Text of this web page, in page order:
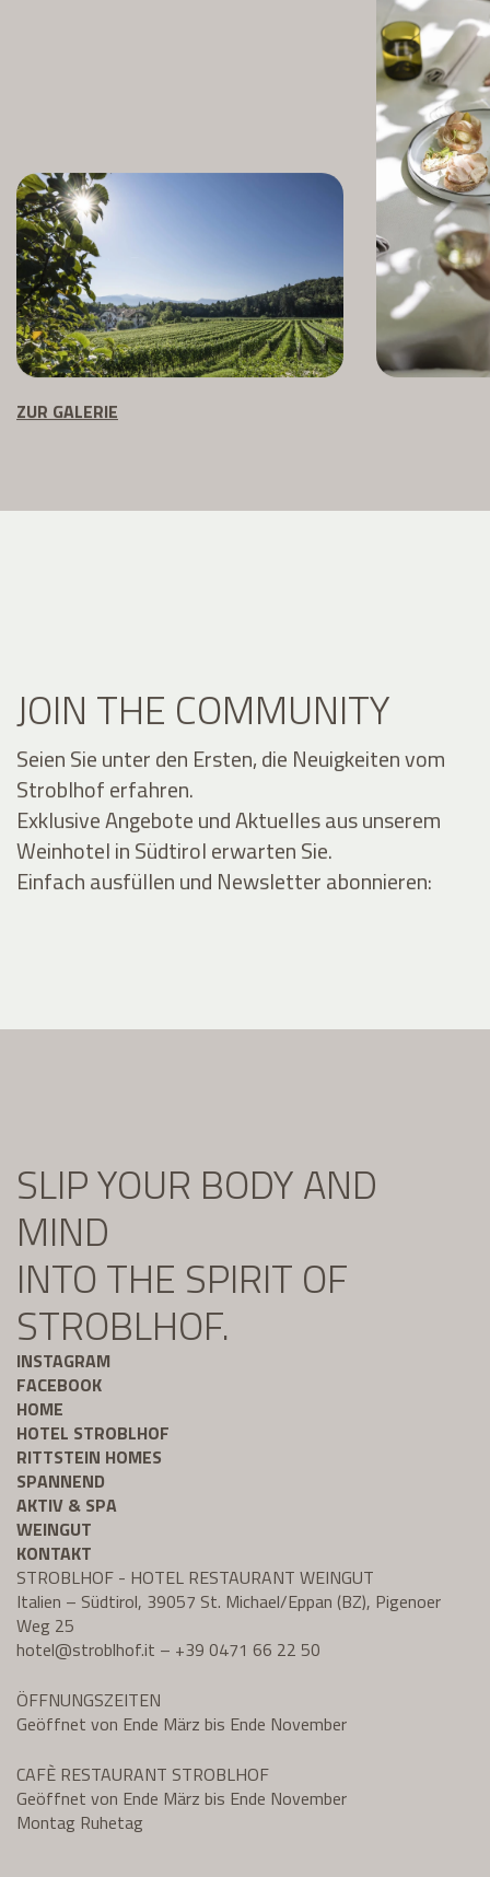
ZUR GALERIE
JOIN THE COMMUNITY
Seien Sie unter den Ersten, die Neuigkeiten vom
Stroblhof erfahren.
Exklusive Angebote und Aktuelles aus unserem
Weinhotel in Südtirol erwarten Sie.
Einfach ausfüllen und Newsletter abonnieren:
SLIP YOUR BODY AND
MIND
INTO THE SPIRIT OF
STROBLHOF.
INSTAGRAM
FACEBOOK
HOME
HOTEL STROBLHOF
RITTSTEIN HOMES
SPANNEND
AKTIV & SPA
WEINGUT
KONTAKT
STROBLHOF - HOTEL RESTAURANT WEINGUT
Italien – Südtirol, 39057 St. Michael/Eppan (BZ), Pigenoer
Weg 25
hotel@stroblhof.it – +39 0471 66 22 50
ÖFFNUNGSZEITEN
Geöffnet von Ende März bis Ende November
CAFÈ RESTAURANT STROBLHOF
Geöffnet von Ende März bis Ende November
Montag Ruhetag